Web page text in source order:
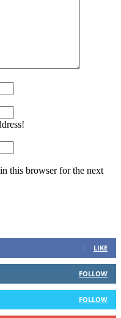
this browser for the next
LIKE
FOLLOW
FOLLOW